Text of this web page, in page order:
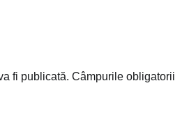
fi publicată. Câmpurile obligatorii